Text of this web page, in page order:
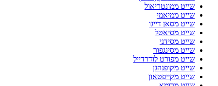
שייט ממונטריאול
שייט ממיאמי
שייט מסאן דייגו
שייט מסיאטל
שייט מסידני
שייט מסינגפור
שייט מפורט לודרדייל
שייט מקופנהגן
שייט מקייפטאון